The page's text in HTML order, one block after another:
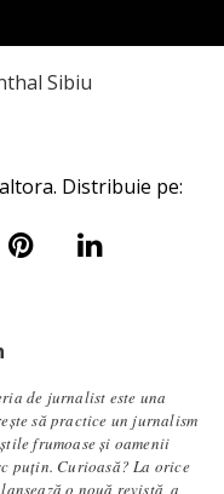
Sibiu
Distribuie pe:
de jurnalist este una
să practice un jurnalism
frumoase și oamenii
puțin. Curioasă? La orice
o nouă revistă, a